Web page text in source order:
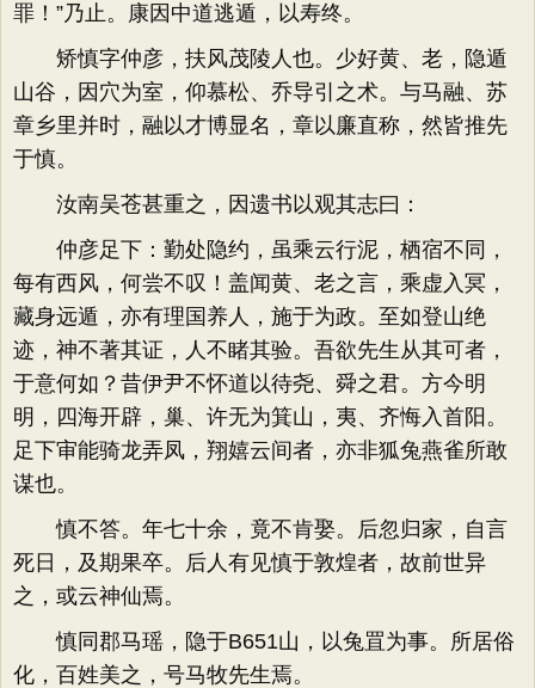
罪！”乃止。康因中道逃遁，以寿终。
矫慎字仲彦，扶风茂陵人也。少好黄、老，隐遁
山谷，因穴为室，仰慕松、乔导引之术。与马融、苏
章乡里并时，融以才博显名，章以廉直称，然皆推先
于慎。
汝南吴苍甚重之，因遗书以观其志曰：
仲彦足下：勤处隐约，虽乘云行泥，栖宿不同，
每有西风，何尝不叹！盖闻黄、老之言，乘虚入冥，
藏身远遁，亦有理国养人，施于为政。至如登山绝
迹，神不著其证，人不睹其验。吾欲先生从其可者，
于意何如？昔伊尹不怀道以待尧、舜之君。方今明
明，四海开辟，巢、许无为箕山，夷、齐悔入首阳。
足下审能骑龙弄凤，翔嬉云间者，亦非狐兔燕雀所敢
谋也。
慎不答。年七十余，竟不肯娶。后忽归家，自言
死日，及期果卒。后人有见慎于敦煌者，故前世异
之，或云神仙焉。
慎同郡马瑶，隐于B651山，以兔罝为事。所居俗
化，百姓美之，号马牧先生焉。